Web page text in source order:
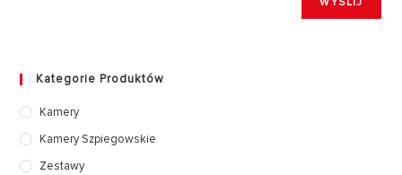
Kategorie Produktów
Kamery
Kamery Szpiegowskie
Zestawy